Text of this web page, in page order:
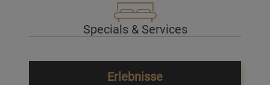
Specials & Services
Erlebnisse